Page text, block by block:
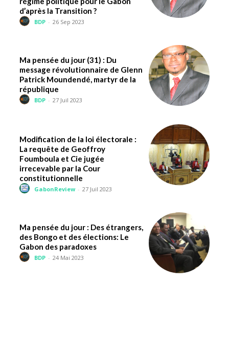
d’après la Transition ?
BDP - 26 Sep 2023
Ma pensée du jour (31) : Du
message révolutionnaire de Glenn
Patrick Moundendé, martyr de la
république
BDP - 27 Juil 2023
Modification de la loi électorale :
La requête de Geoffroy
Foumboula et Cie jugée
irrecevable par la Cour
constitutionnelle
GabonReview - 27 Juil 2023
Ma pensée du jour : Des étrangers,
des Bongo et des élections: Le
Gabon des paradoxes
BDP - 24 Mai 2023